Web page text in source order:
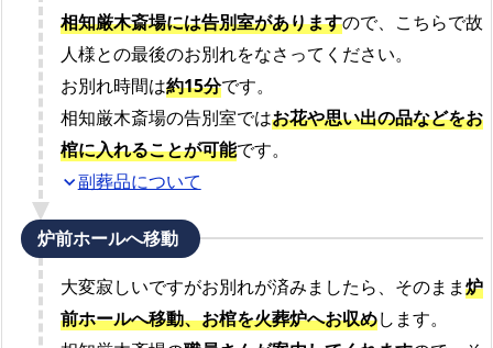
ン
よ
く
あ
る
と
答
相知厳木斎場には告別室がありますので、こちらで故
人様との最後のお別れをなさってください。
お別れ時間は約15分です。
相知厳木斎場の告別室ではお花や思い出の品などをお
棺に入れることが可能です。
expand_more副葬品について
炉前ホールへ移動
大変寂しいですがお別れが済みましたら、そのまま炉
前ホールへ移動、お棺を火葬炉へお収めします。